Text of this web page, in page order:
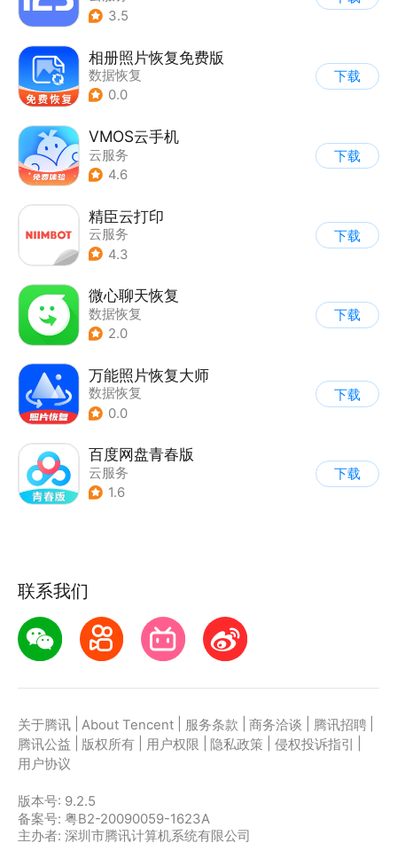
3.5
相册照片恢复免费版
数据恢复
0.0
下载
VMOS云手机
云服务
4.6
下载
精臣云打印
云服务
4.3
下载
微心聊天恢复
数据恢复
2.0
下载
万能照片恢复大师
数据恢复
0.0
下载
百度网盘青春版
云服务
1.6
下载
联系我们
关于腾讯 About Tencent 服务条款 商务洽谈 腾讯招聘
腾讯公益
版权所有 用户权限 隐私政策 侵权投诉指引
用户协议
版本号: 9.2.5
备案号: 粤B2-20090059-1623A
主办者: 深圳市腾讯计算机系统有限公司